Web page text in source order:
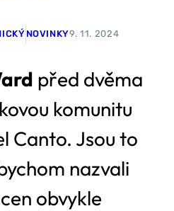
NOVINKY9. 11. 2024
před dvěma
komunitu
Canto. Jsou to
nazvali
cen obvykle